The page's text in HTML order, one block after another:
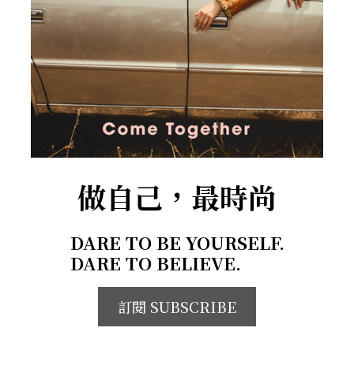
做自己，最時尚
DARE TO BE YOURSELF.
DARE TO BELIEVE.
訂閱 SUBSCRIBE